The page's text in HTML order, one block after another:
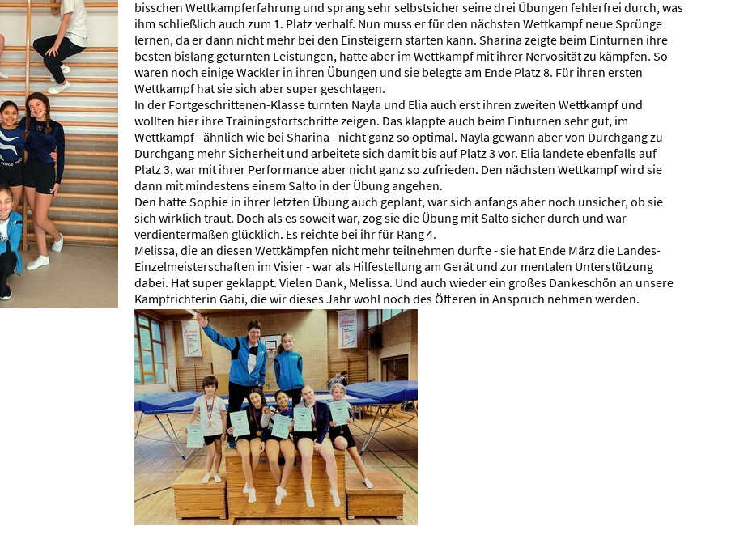
bisschen Wettkampferfahrung und sprang sehr selbstsicher seine drei Übungen fehlerfrei durch, was
ihm schließlich auch zum 1. Platz verhalf. Nun muss er für den nächsten Wettkampf neue Sprünge
lernen, da er dann nicht mehr bei den Einsteigern starten kann. Sharina zeigte beim Einturnen ihre
besten bislang geturnten Leistungen, hatte aber im Wettkampf mit ihrer Nervosität zu kämpfen. So
waren noch einige Wackler in ihren Übungen und sie belegte am Ende Platz 8. Für ihren ersten
Wettkampf hat sie sich aber super geschlagen.
In der Fortgeschrittenen-Klasse turnten Nayla und Elia auch erst ihren zweiten Wettkampf und
wollten hier ihre Trainingsfortschritte zeigen. Das klappte auch beim Einturnen sehr gut, im
Wettkampf - ähnlich wie bei Sharina - nicht ganz so optimal. Nayla gewann aber von Durchgang zu
Durchgang mehr Sicherheit und arbeitete sich damit bis auf Platz 3 vor. Elia landete ebenfalls auf
Platz 3, war mit ihrer Performance aber nicht ganz so zufrieden. Den nächsten Wettkampf wird sie
dann mit mindestens einem Salto in der Übung angehen.
Den hatte Sophie in ihrer letzten Übung auch geplant, war sich anfangs aber noch unsicher, ob sie
sich wirklich traut. Doch als es soweit war, zog sie die Übung mit Salto sicher durch und war
verdientermaßen glücklich. Es reichte bei ihr für Rang 4.
Melissa, die an diesen Wettkämpfen nicht mehr teilnehmen durfte - sie hat Ende März die Landes-
Einzelmeisterschaften im Visier - war als Hilfestellung am Gerät und zur mentalen Unterstützung
dabei. Hat super geklappt. Vielen Dank, Melissa. Und auch wieder ein großes Dankeschön an unsere
Kampfrichterin Gabi, die wir dieses Jahr wohl noch des Öfteren in Anspruch nehmen werden.